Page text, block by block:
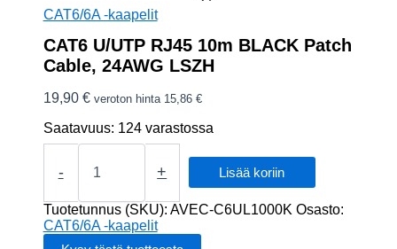
CAT6/6A -kaapelit
CAT6 U/UTP RJ45 10m BLACK Patch
Cable, 24AWG LSZH
19,90 € veroton hinta 15,86 €
Saatavuus: 124 varastossa
-
10m
BLACK
Patch
+ Lisää koriin
Tuotetunnus (SKU): AVEC-C6UL1000K Osasto:
CAT6/6A -kaapelit